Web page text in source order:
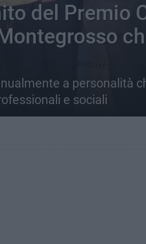
del Premio
a personalità
e sociali